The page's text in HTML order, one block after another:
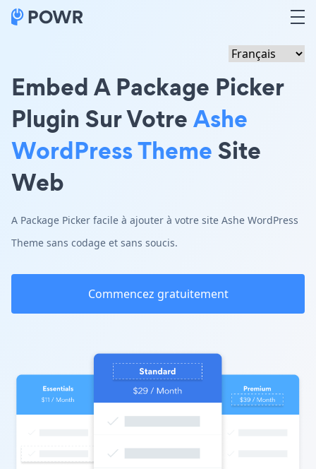
Embed A Package Picker
Plugin Sur VotreAshe
WordPress ThemeSite
Web
A Package Picker facile à ajouter à votre site Ashe WordPress
Theme sans codage et sans soucis.
Commencez gratuitement